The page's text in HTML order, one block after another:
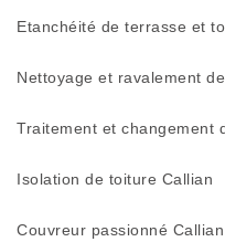
Etanchéité de terrasse et
Nettoyage et ravalement
Traitement et changement
Isolation de toiture Callian
Couvreur passionné